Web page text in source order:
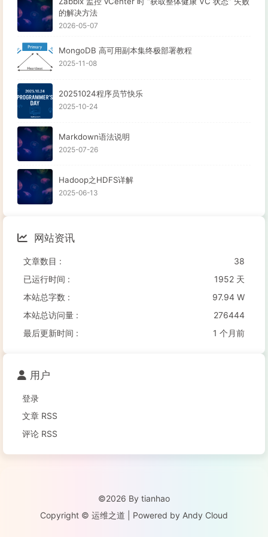
的解决方法
2026-05-07
MongoDB 高可用副本集终极部署教程
2025-11-08
20251024程序员节快乐
2025-10-24
Markdown语法说明
2025-07-26
Hadoop之HDFS详解
2025-06-13
网站资讯
文章数目 :
38
已运行时间 :
1952 天
本站总字数 :
97.94 W
本站总访问量 :
276444
最后更新时间 :
1 个月前
用户
登录
文章 RSS
评论 RSS
©2026 By tianhao
Copyright © 运维之道 | Powered by Andy Cloud